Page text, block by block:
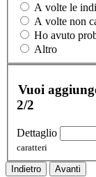
A volte le
A volte non
Ho avuto
Altro
Vuoi
2/2
Dettaglio
caratteri
Indietro Avanti